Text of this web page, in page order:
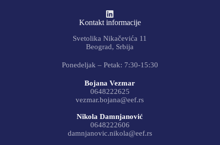
Kontakt informacije
Svetolika Nikačevića 11
Beograd, Srbija
Ponedeljak – Petak: 7:30-15:30
Bojana Vezmar
0648222625
vezmar.bojana@eef.rs
Nikola Damnjanović
0648222606
damnjanovic.nikola@eef.rs